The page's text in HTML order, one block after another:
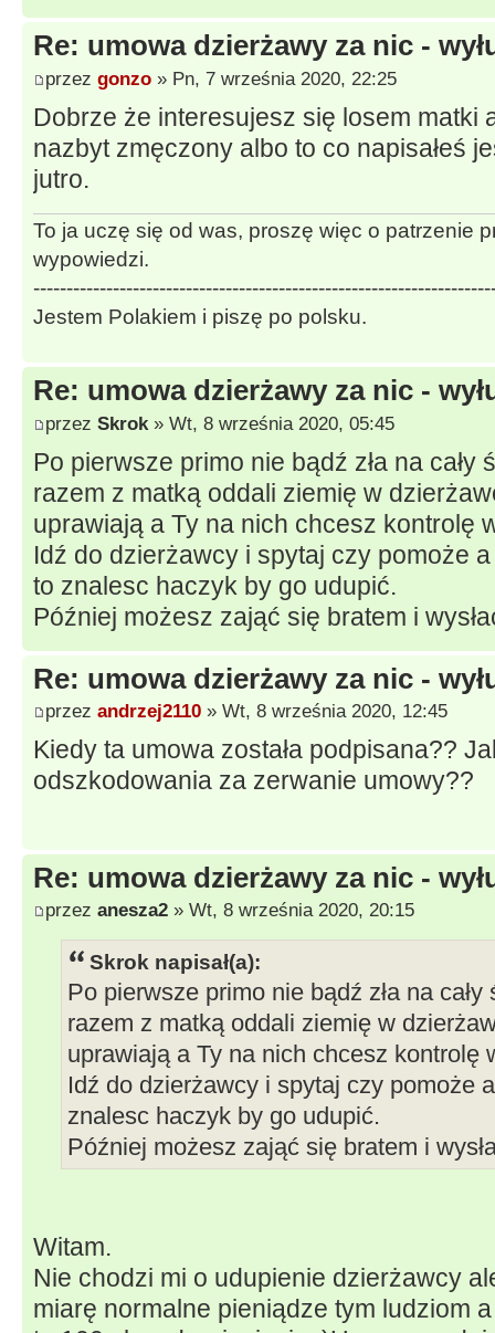
Re: umowa dzierżawy za nic -
przez gonzo » Pn, 7 września 2020, 22:25
Dobrze że interesujesz się losem matki
nazbyt zmęczony albo to co napisałeś
jutro.
To ja uczę się od was, proszę więc o patrzenie
wypowiedzi.
Jestem Polakiem i piszę po polsku.
Re: umowa dzierżawy za nic -
przez Skrok » Wt, 8 września 2020, 05:45
Po pierwsze primo nie bądź zła na cały
razem z matką oddali ziemię w
uprawiają a Ty na nich chcesz kontrolę
Idź do dzierżawcy i spytaj czy pomoże
to znalesc haczyk by go udupić.
Później możesz zająć się bratem i
Re: umowa dzierżawy za nic -
przez andrzej2110 » Wt, 8 września 2020, 12:45
Kiedy ta umowa została podpisana??
odszkodowania za zerwanie umowy??
Re: umowa dzierżawy za nic -
przez anesza2 » Wt, 8 września 2020, 20:15
Skrok napisał(a):
Po pierwsze primo nie bądź zła na
razem z matką oddali ziemię w
uprawiają a Ty na nich chcesz kontrolę
Idź do dzierżawcy i spytaj czy pomoże
znalesc haczyk by go udupić.
Później możesz zająć się bratem i
Witam.
Nie chodzi mi o udupienie dzierżawcy
miarę normalne pieniądze tym ludziom